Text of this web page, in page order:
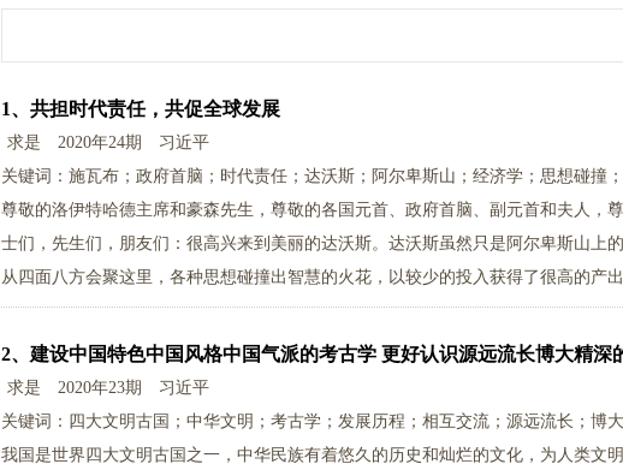
1、 共担时代责任，共促全球发展
求是 2020年24期
习近平
关键词：施瓦布；政府首脑；时代责任；达沃斯；阿尔卑斯山；经济学；思想碰撞
尊敬的洛伊特哈德主席和豪森先生，尊敬的各国元首、政府首脑、副元首和夫人，
士们，先生们，朋友们：很高兴来到美丽的达沃斯。达沃斯虽然只是阿尔卑斯山上
从四面八方会聚这里，各种思想碰撞出智慧的火花，以较少的投入获得了很高的产
2、 建设中国特色中国风格中国气派的考古学 更好认识源远流长博大精深
求是 2020年23期
习近平
关键词：四大文明古国；中华文明；考古学；发展历程；相互交流；源远流长；博
我国是世界四大文明古国之一，中华民族有着悠久的历史和灿烂的文化，为人类文